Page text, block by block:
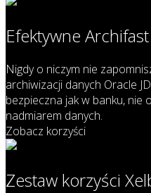
Efektywne Archifast
Nigdy o niczym nie
archiwizacji danych Oracle
bezpieczna jak w banku, nie
nadmiarem danych.
Zobacz korzyści
Zestaw korzyści